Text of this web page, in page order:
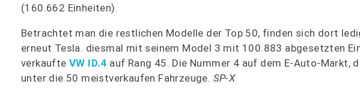
(160.662 Einheiten).
Betrachtet man die restlichen Modelle der Top 50, finden sich dort
erneut Tesla. diesmal mit seinem Model 3 mit 100.883 abgesetzten
verkaufteVW ID.4 auf Rang 45. Die Nummer 4 auf dem E-Auto-
unter die 50 meistverkaufen Fahrzeuge. SP-X